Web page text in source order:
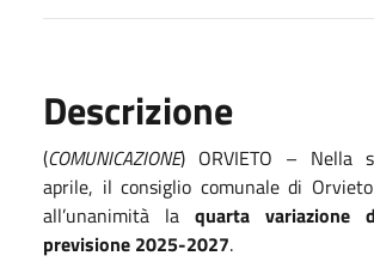
Descrizione
(COMUNICAZIONE) ORVIETO – Nella
aprile, il consiglio comunale di
all’unanimità la quarta variazione
previsione 2025-2027.